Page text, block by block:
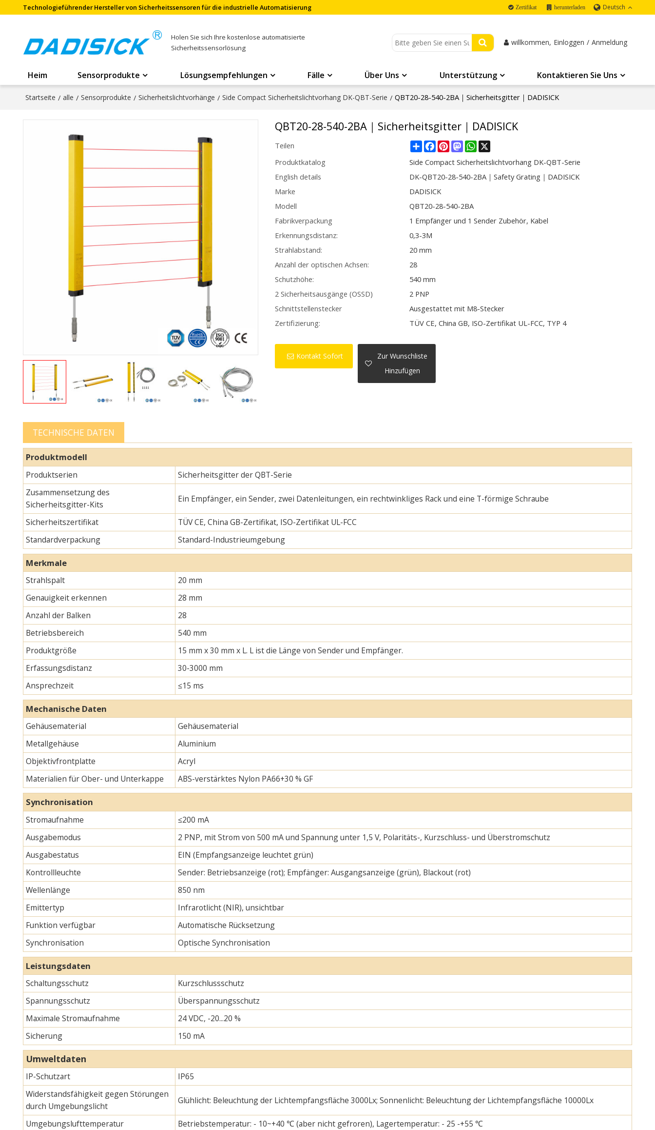
Technologieführender Hersteller von Sicherheitssensoren für die industrielle Automatisierung Zertifikat herunterladen Deutsch
Holen Sie sich Ihre kostenlose automatisierte
Sicherheitssensorlösung
willkommen, Einloggen / Anmeldung
Heim Sensorprodukte Lösungsempfehlungen Fälle Über Uns Unterstützung Kontaktieren Sie Uns
Startseite / alle / Sensorprodukte / Sicherheitslichtvorhänge / Side Compact Sicherheitslichtvorhang DK-QBT-Serie / QBT20-28-540-2BA｜Sicherheitsgitter｜DADISICK
QBT20-28-540-2BA｜Sicherheitsgitter｜DADISICK
Teilen ShareFacebook
PinterestMastodonWhatsApp
Produktkatalog
Side Compact Sicherheitslichtvorhang DK-QBT-Serie
English details
DK-QBT20-28-540-2BA｜Safety Grating｜DADISICK
Marke
DADISICK
Modell
QBT20-28-540-2BA
Fabrikverpackung
1 Empfänger und 1 Sender Zubehör, Kabel
Erkennungsdistanz:
0,3-3M
Strahlabstand:
20 mm
Anzahl der optischen Achsen:
28
Schutzhöhe:
540 mm
2 Sicherheitsausgänge (OSSD)
2 PNP
Schnittstellenstecker
Ausgestattet mit M8-Stecker
Zertifizierung:
TÜV CE, China GB, ISO-Zertifikat UL-FCC, TYP 4
Kontakt Sofort
Zur Wunschliste
Hinzufügen
TECHNISCHE DATEN
Produktmodell
Produktserien
Sicherheitsgitter der QBT-Serie
Zusammensetzung des
Sicherheitsgitter-Kits
Ein Empfänger, ein Sender, zwei Datenleitungen, ein rechtwinkliges Rack und eine T-förmige Schraube
Sicherheitszertifikat
TÜV CE, China GB-Zertifikat, ISO-Zertifikat UL-FCC
Standardverpackung
Standard-Industrieumgebung
Merkmale
Strahlspalt
20 mm
Genauigkeit erkennen
28 mm
Anzahl der Balken
28
Betriebsbereich
540 mm
Produktgröße
15 mm x 30 mm x L. L ist die Länge von Sender und Empfänger.
Erfassungsdistanz
30-3000 mm
Ansprechzeit
≤15 ms
Mechanische Daten
Gehäusematerial
Gehäusematerial
Metallgehäuse
Aluminium
Objektivfrontplatte
Acryl
Materialien für Ober- und Unterkappe
ABS-verstärktes Nylon PA66+30 % GF
Synchronisation
Stromaufnahme
≤200 mA
Ausgabemodus
2 PNP, mit Strom von 500 mA und Spannung unter 1,5 V, Polaritäts-, Kurzschluss- und Überstromschutz
Ausgabestatus
EIN (Empfangsanzeige leuchtet grün)
Kontrollleuchte
Sender: Betriebsanzeige (rot); Empfänger: Ausgangsanzeige (grün), Blackout (rot)
Wellenlänge
850 nm
Emittertyp
Infrarotlicht (NIR), unsichtbar
Funktion verfügbar
Automatische Rücksetzung
Synchronisation
Optische Synchronisation
Leistungsdaten
Schaltungsschutz
Kurzschlussschutz
Spannungsschutz
Überspannungsschutz
Maximale Stromaufnahme
24 VDC, -20...20 %
Sicherung
150 mA
Umweltdaten
IP-Schutzart
IP65
Widerstandsfähigkeit gegen Störungen
durch Umgebungslicht
Glühlicht: Beleuchtung der Lichtempfangsfläche 3000Lx; Sonnenlicht: Beleuchtung der Lichtempfangsfläche 10000Lx
Umgebungslufttemperatur
Betriebstemperatur: - 10~+40 ℃ (aber nicht gefroren), Lagertemperatur: - 25 -+55 ℃